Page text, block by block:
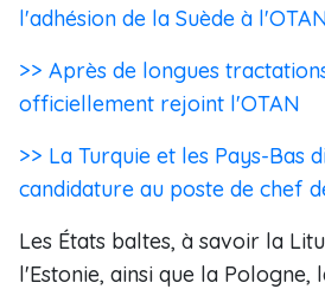
l'adhésion de la Suède à
>> Après de longues
officiellement rejoint l'OTAN
>> La Turquie et les Pays-Bas
candidature au poste de chef
Les États baltes, à savoir la
l'Estonie, ainsi que la Pologne,